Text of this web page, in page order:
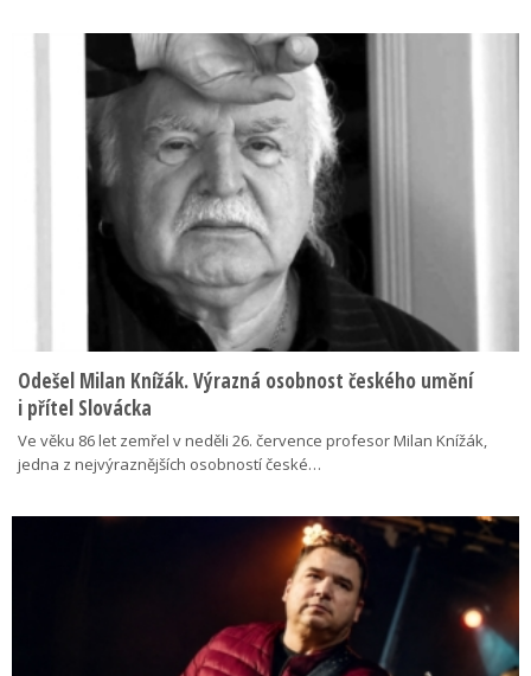
Odešel Milan Knížák. Výrazná osobnost českého umění
i přítel Slovácka
Ve věku 86 let zemřel v neděli 26. července profesor Milan Knížák,
jedna z nejvýraznějších osobností české…